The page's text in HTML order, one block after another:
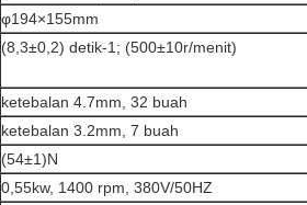
φ194×155mm
(8,3±0,2) detik-1; (500±10r/menit)
ketebalan 4.7mm, 32 buah
ketebalan 3.2mm, 7 buah
(54±1)N
0,55kw, 1400 rpm, 380V/50HZ